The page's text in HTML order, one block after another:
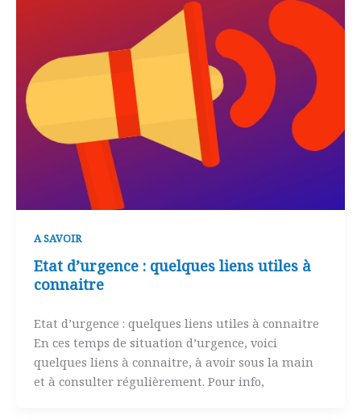
A SAVOIR
Etat d’urgence : quelques liens utiles à
connaitre
Etat d’urgence : quelques liens utiles à connaitre
En ces temps de situation d’urgence, voici
quelques liens à connaitre, à avoir sous la main
et à consulter régulièrement. Pour info,